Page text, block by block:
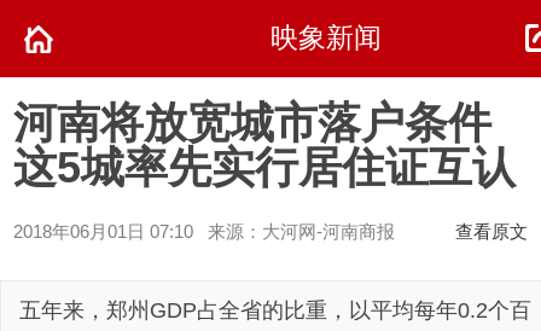
映象新闻
河南将放宽城市落户条件
这5城率先实行居住证互认
2018年06月01日 07:10 来源：大河网-河南商报 查看原文
五年来，郑州GDP占全省的比重，以平均每年0.2个百